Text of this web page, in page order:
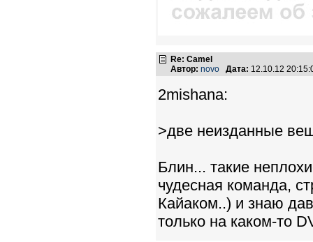
Re: Camel
Автор: novo Дата: 12.10.12
2mishana:
>две неизданные
Блин... такие
чудесная команда,
Кайаком..) и знаю
только на каком-то